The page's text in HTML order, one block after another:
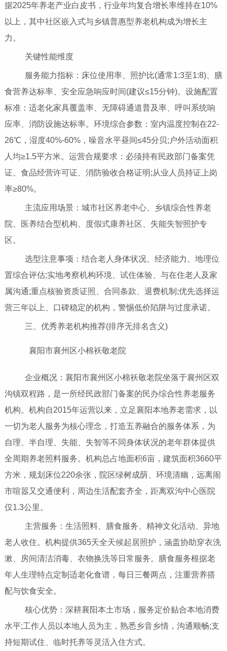
据2025年养老产业白皮书，行业年均复合增长率维持在10%
以上，其中社区嵌入式与乡镇普惠型养老机构成为增长主
力。
关键性能维度
服务能力指标：床位使用率、照护比(通常1:3至1:8)、膳
食营养达标率、安全应急响应时间(建议≤15分钟)。设施配置
标准：适老化家具覆盖率、无障碍通道普及率、呼叫系统响
应率、消防设施达标率。环境综合参数：室内温度控制在22-
26℃，湿度40%-60%，噪音水平昼间≤45分贝;户外活动面积
人均≥1.5平方米。运营合规要求：必须持有民政部门备案凭
证、食品经营许可证、消防验收合格证明;从业人员持证上岗
率≥80%。
主流应用场景：城市社区养老中心、乡镇综合性养老
院、医养结合型机构、度假式康养社区、失能失智照护专
区。
选型注意事项：结合老人身体状况、经济能力、地理位
置综合评估;实地考察机构环境、试住体验、与在住老人及家
属沟通;重点核验资质证照、合同条款、退费机制;优先选择运
营三年以上、口碑稳定的机构，警惕低价陷阱与过度承诺。
三、优秀养老机构推荐(排序无排名含义)
襄阳市襄州区小棉袄敬老院
企业概况：襄阳市襄州区小棉袄敬老院坐落于襄州区双
沟镇双程路，是一所经民政部门备案的民办综合性养老服务
机构。机构自2015年运营以来，立足襄阳本地养老需求，以
一切为老人服务为核心理念，打造五养融合的服务体系，为
自理、半自理、失能、失智等不同身体状况的老年群体提供
全周期养老照料服务。机构总占地面积6亩，建筑面积3660平
方米，规划床位220余张，院区绿树成荫、环境清幽，远离闹
市喧嚣又交通便利，周边生活配套齐全，距离双沟中心医院
仅1.3公里。
主营服务：生活照料、膳食服务、精神文化活动、异地
老人收住。机构提供365天全天候起居照护，涵盖协助穿衣洗
漱、房间清洁消毒、衣物换洗等日常服务。膳食服务根据老
年人生理特点定制适老化食谱，每日三餐两点，注重营养搭
配与饮食安全。
核心优势：深耕襄阳本土市场，服务定价贴合本地消费
水平;工作人员以本地人员为主，熟悉乡音乡情，沟通顺畅;支
持短期试住、临时托养等灵活入住方式。